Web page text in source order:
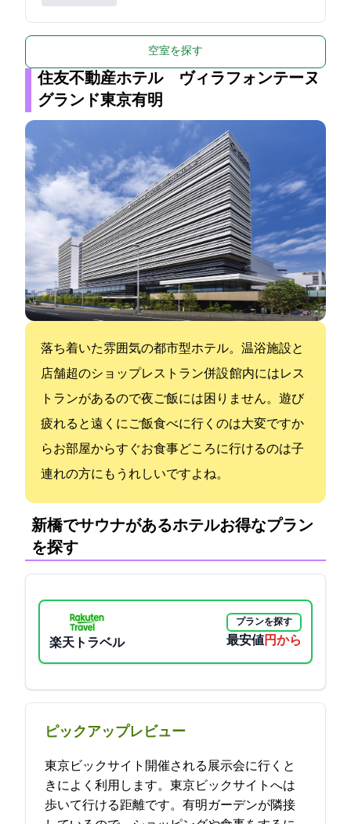
空室を探す
住友不動産ホテル ヴィラフォンテーヌ
グランド東京有明
落ち着いた雰囲気の都市型ホテル。温浴施設と200
店舗超のショップ&レストラン併設 館内にはレス
トランがあるので夜ご飯には困りません。遊び
疲れると遠くにご飯食べに行くのは大変ですか
らお部屋からすぐお食事どころに行けるのは子
連れの方にもうれしいですよね。
新橋でサウナがあるホテル:お得なプラン
を探す
楽天トラベル
プランを探す
最安値6160円から
ピックアップレビュー
東京ビックサイト開催される展示会に行くと
きによく利用します。東京ビックサイトへは
歩いて行ける距離です。有明ガーデンが隣接